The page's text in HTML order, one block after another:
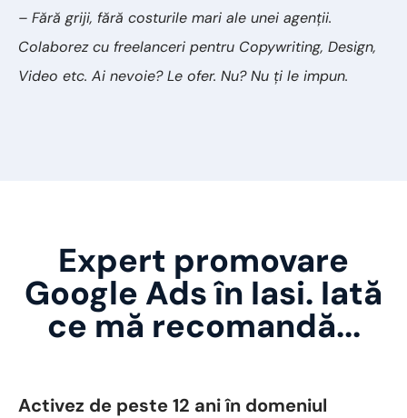
– Fără griji, fără costurile mari ale unei agenții.
Colaborez cu freelanceri pentru Copywriting, Design,
Video etc. Ai nevoie? Le ofer. Nu? Nu ți le impun.
Expert promovare
Google Ads în Iasi. Iată
ce mă recomandă...
Activez de peste 12 ani în domeniul